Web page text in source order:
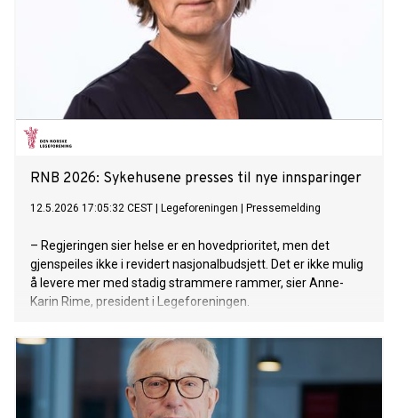
RNB 2026: Sykehusene presses til nye innsparinger
12.5.2026 17:05:32 CEST Legeforeningen Pressemelding
– Regjeringen sier helse er en hovedprioritet, men det
gjenspeiles ikke i revidert nasjonalbudsjett. Det er ikke mulig
å levere mer med stadig strammere rammer, sier Anne-
Karin Rime, president i Legeforeningen.